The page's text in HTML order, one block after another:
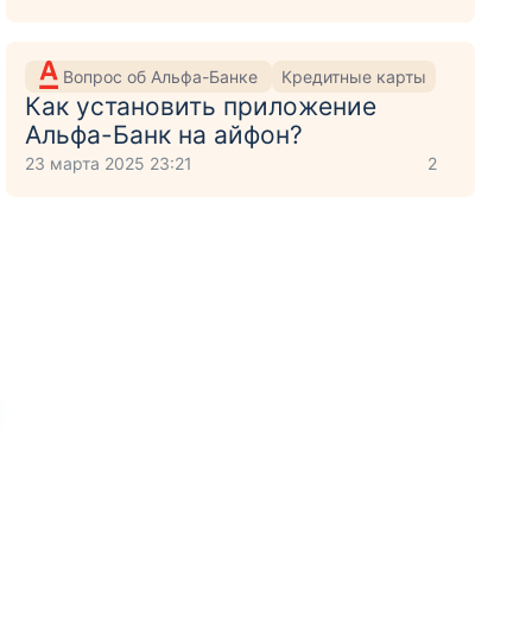
Вопрос об Альфа-Банке Кредитные карты
Как установить приложение
Aльфа-Банк на айфон?
23 марта 2025 23:21 2